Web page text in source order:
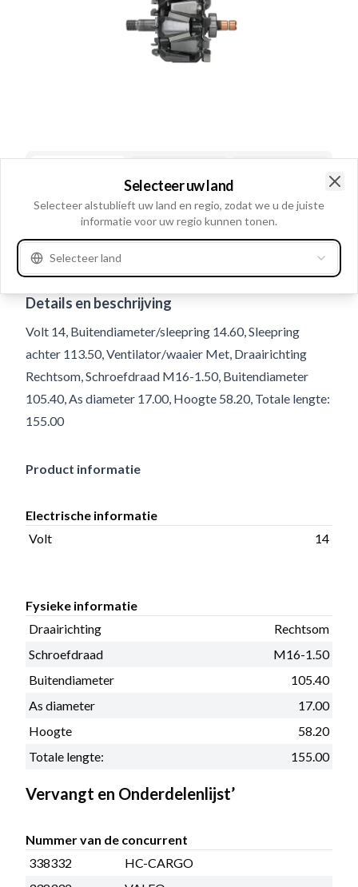
Gebruiksnummer338332
Details en beschrijving
Volt 14, Buitendiameter/sleepring 14.60, Sleepring
achter 113.50, Ventilator/waaier Met, Draairichting
Rechtsom, Schroefdraad M16-1.50, Buitendiameter
105.40, As diameter 17.00, Hoogte 58.20, Totale lengte:
155.00
Product informatie
Electrische informatie
Volt
14
Fysieke informatie
Draairichting
Rechtsom
Schroefdraad
M16-1.50
Buitendiameter
105.40
As diameter
17.00
Hoogte
58.20
Totale lengte:
155.00
Vervangt en Onderdelenlijst’
Nummer van de concurrent
338332
HC-CARGO
Selecteer uw land
Selecteer alstublieft uw land en regio, zodat we u de juiste
informatie voor uw regio kunnen tonen.
Selecteer land